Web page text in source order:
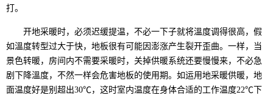
打。
开地采暖时，必须迟缓提温，不必一下子就将溫度调得很高，假
如溫度转型过大于快，地板很有可能因澎涨产生裂开歪曲。一样，当
景色转暖，房间内不需要采暖时，关掉供暖系统还要慢慢来，不必急
剧下降溫度，不然一样会危害地板的使用期。如运用地采暖供暖，地
面温度好是别超出30℃，这时室内温度在身体合适的工作温度22℃下